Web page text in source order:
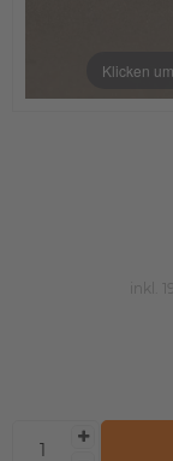
Klicken
inkl.